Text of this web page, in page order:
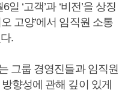
‘고객’과 ‘비전’을 상징
고양’에서 임직원 소통
.
그룹 경영진들과 임직원
향성에 관해 깊이 있게